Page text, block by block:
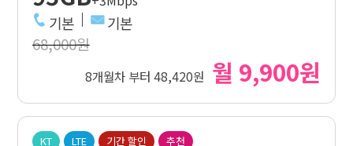
기본 기본
68,000원
8개월차 부터 48,420원 월 9,900원
KT LTE 기간 할인 추천